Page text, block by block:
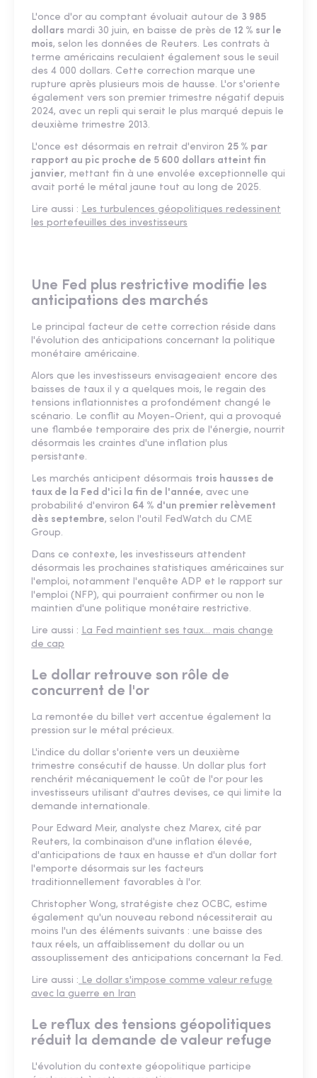
L'once d'or au comptant évoluait autour de 3 985
dollars mardi 30 juin, en baisse de près de 12 % sur le
mois, selon les données de Reuters. Les contrats à
terme américains reculaient également sous le seuil
des 4 000 dollars. Cette correction marque une
rupture après plusieurs mois de hausse. L'or s'oriente
également vers son premier trimestre négatif depuis
2024, avec un repli qui serait le plus marqué depuis le
deuxième trimestre 2013.
L'once est désormais en retrait d'environ 25 % par
rapport au pic proche de 5 600 dollars atteint fin
janvier, mettant fin à une envolée exceptionnelle qui
avait porté le métal jaune tout au long de 2025.
Lire aussi : Les turbulences géopolitiques redessinent
les portefeuilles des investisseurs
Une Fed plus restrictive modifie les
anticipations des marchés
Le principal facteur de cette correction réside dans
l'évolution des anticipations concernant la politique
monétaire américaine.
Alors que les investisseurs envisageaient encore des
baisses de taux il y a quelques mois, le regain des
tensions inflationnistes a profondément changé le
scénario. Le conflit au Moyen-Orient, qui a provoqué
une flambée temporaire des prix de l'énergie, nourrit
désormais les craintes d'une inflation plus
persistante.
Les marchés anticipent désormais trois hausses de
taux de la Fed d'ici la fin de l'année, avec une
probabilité d'environ 64 % d'un premier relèvement
dès septembre, selon l'outil FedWatch du CME
Group.
Dans ce contexte, les investisseurs attendent
désormais les prochaines statistiques américaines sur
l'emploi, notamment l'enquête ADP et le rapport sur
l'emploi (NFP), qui pourraient confirmer ou non le
maintien d'une politique monétaire restrictive.
Lire aussi : La Fed maintient ses taux... mais change
de cap
Le dollar retrouve son rôle de
concurrent de l'or
La remontée du billet vert accentue également la
pression sur le métal précieux.
L'indice du dollar s'oriente vers un deuxième
trimestre consécutif de hausse. Un dollar plus fort
renchérit mécaniquement le coût de l'or pour les
investisseurs utilisant d'autres devises, ce qui limite la
demande internationale.
Pour Edward Meir, analyste chez Marex, cité par
Reuters, la combinaison d'une inflation élevée,
d'anticipations de taux en hausse et d'un dollar fort
l'emporte désormais sur les facteurs
traditionnellement favorables à l'or.
Christopher Wong, stratégiste chez OCBC, estime
également qu'un nouveau rebond nécessiterait au
moins l'un des éléments suivants : une baisse des
taux réels, un affaiblissement du dollar ou un
assouplissement des anticipations concernant la Fed.
Lire aussi : Le dollar s'impose comme valeur refuge
avec la guerre en Iran
Le reflux des tensions géopolitiques
réduit la demande de valeur refuge
L'évolution du contexte géopolitique participe